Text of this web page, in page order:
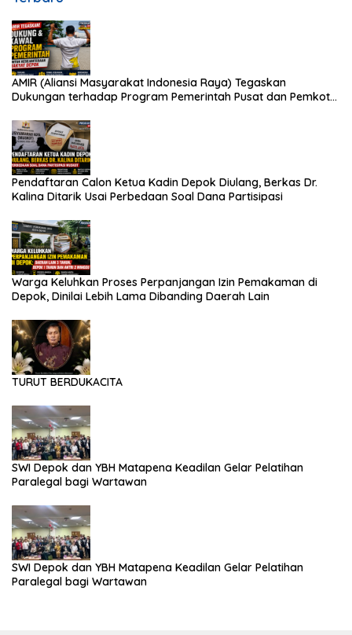
AMIR (Aliansi Masyarakat Indonesia Raya) Tegaskan
Dukungan terhadap Program Pemerintah Pusat dan Pemkot
Pendaftaran Calon Ketua Kadin Depok Diulang, Berkas Dr.
Kalina Ditarik Usai Perbedaan Soal Dana Partisipasi
Warga Keluhkan Proses Perpanjangan Izin Pemakaman di
Depok, Dinilai Lebih Lama Dibanding Daerah Lain
TURUT BERDUKACITA
SWI Depok dan YBH Matapena Keadilan Gelar Pelatihan
Paralegal bagi Wartawan
SWI Depok dan YBH Matapena Keadilan Gelar Pelatihan
Paralegal bagi Wartawan